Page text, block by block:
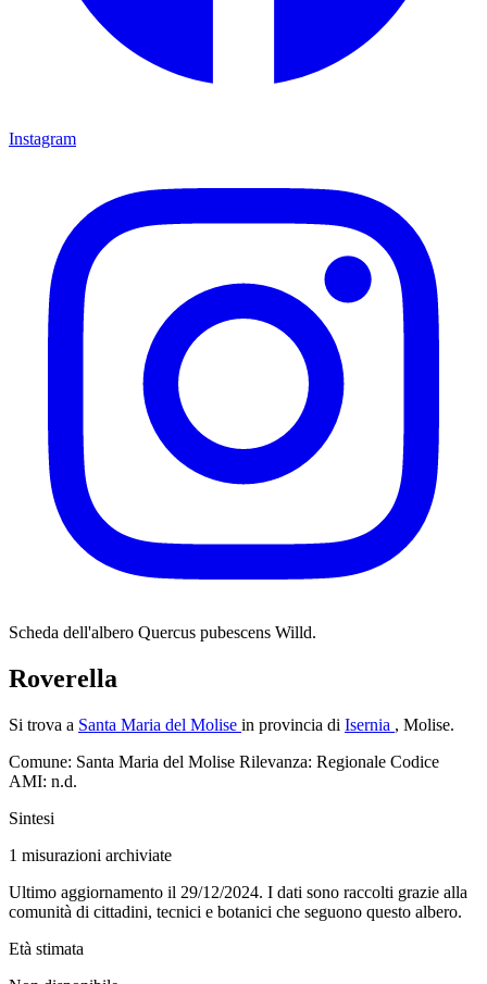
Instagram
Scheda dell'albero Quercus pubescens Willd.
Roverella
Si trova a Santa Maria del Molise in provincia di Isernia , Molise.
Comune: Santa Maria del Molise Rilevanza: Regionale Codice
AMI: n.d.
Sintesi
1 misurazioni archiviate
Ultimo aggiornamento il 29/12/2024. I dati sono raccolti grazie alla
comunità di cittadini, tecnici e botanici che seguono questo albero.
Età stimata